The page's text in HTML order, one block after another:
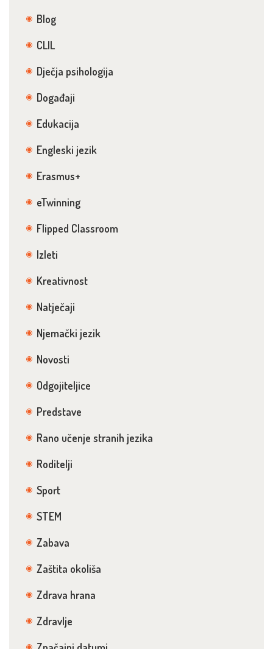
Blog
CLIL
Dječja psihologija
Događaji
Edukacija
Engleski jezik
Erasmus+
eTwinning
Flipped Classroom
Izleti
Kreativnost
Natječaji
Njemački jezik
Novosti
Odgojiteljice
Predstave
Rano učenje stranih jezika
Roditelji
Sport
STEM
Zabava
Zaštita okoliša
Zdrava hrana
Zdravlje